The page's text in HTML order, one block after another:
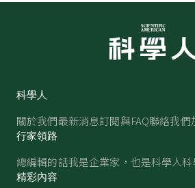
科學人
關於我們最新消息訂閱與FAQ聯絡我們
行家領路
總編輯的話我是企業家，也是科學人
精彩內容